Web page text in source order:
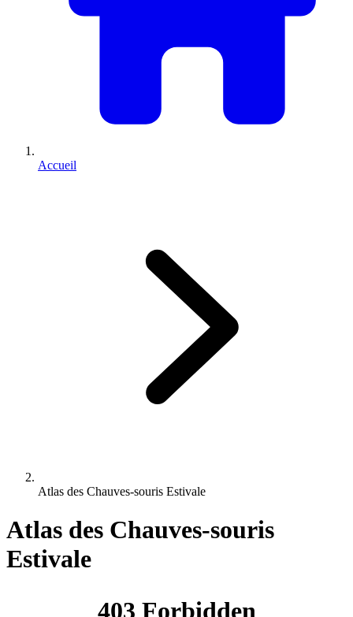
Accueil
Atlas des Chauves-souris Estivale
Atlas des Chauves-souris
Estivale